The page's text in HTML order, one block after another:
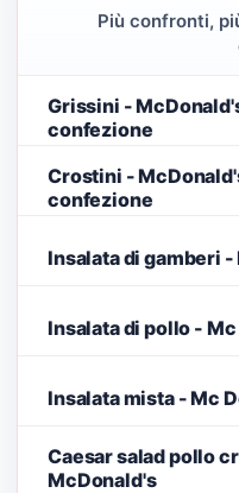
Più confronti,
Grissini -
confezione
Crostini -
confezione
Insalata di gamberi -
Insalata di pollo -
Insalata mista - Mc
Caesar salad pollo
McDonald's